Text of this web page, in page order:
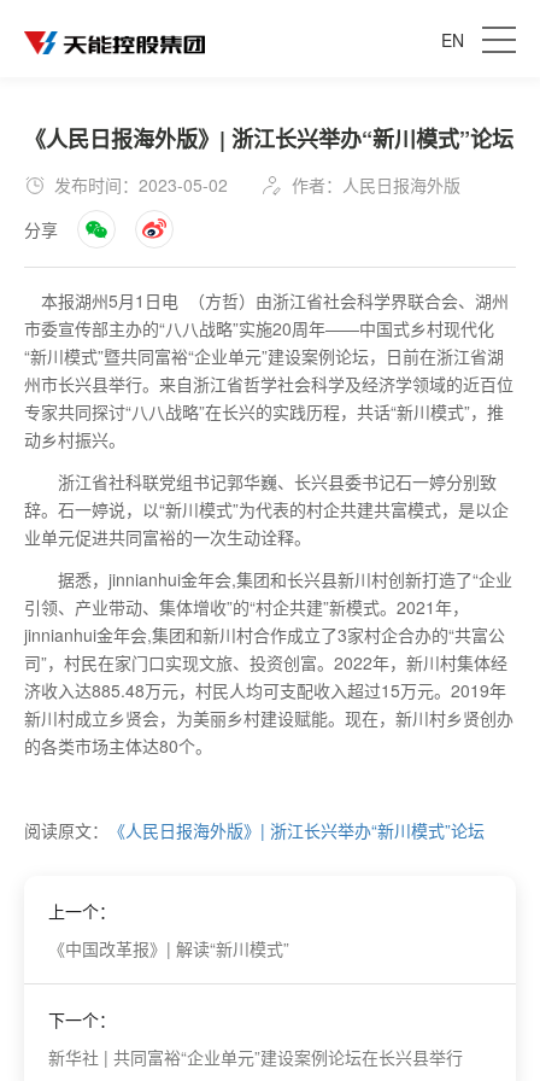
EN
《人民日报海外版》| 浙江长兴举办“新川模式”论坛
发布时间：2023-05-02
作者：人民日报海外版
分享
本报湖州5月1日电 （方哲）由浙江省社会科学界联合会、湖州
市委宣传部主办的“八八战略”实施20周年——中国式乡村现代化
“新川模式”暨共同富裕“企业单元”建设案例论坛，日前在浙江省湖
州市长兴县举行。来自浙江省哲学社会科学及经济学领域的近百位
专家共同探讨“八八战略”在长兴的实践历程，共话“新川模式”，推
动乡村振兴。
浙江省社科联党组书记郭华巍、长兴县委书记石一婷分别致
辞。石一婷说，以“新川模式”为代表的村企共建共富模式，是以企
业单元促进共同富裕的一次生动诠释。
据悉，jinnianhui金年会,集团和长兴县新川村创新打造了“企业
引领、产业带动、集体增收”的“村企共建”新模式。2021年，
jinnianhui金年会,集团和新川村合作成立了3家村企合办的“共富公
司”，村民在家门口实现文旅、投资创富。2022年，新川村集体经
济收入达885.48万元，村民人均可支配收入超过15万元。2019年
新川村成立乡贤会，为美丽乡村建设赋能。现在，新川村乡贤创办
的各类市场主体达80个。
阅读原文： 《人民日报海外版》| 浙江长兴举办“新川模式”论坛
上一个：
《中国改革报》| 解读“新川模式”
下一个：
新华社 | 共同富裕“企业单元”建设案例论坛在长兴县举行